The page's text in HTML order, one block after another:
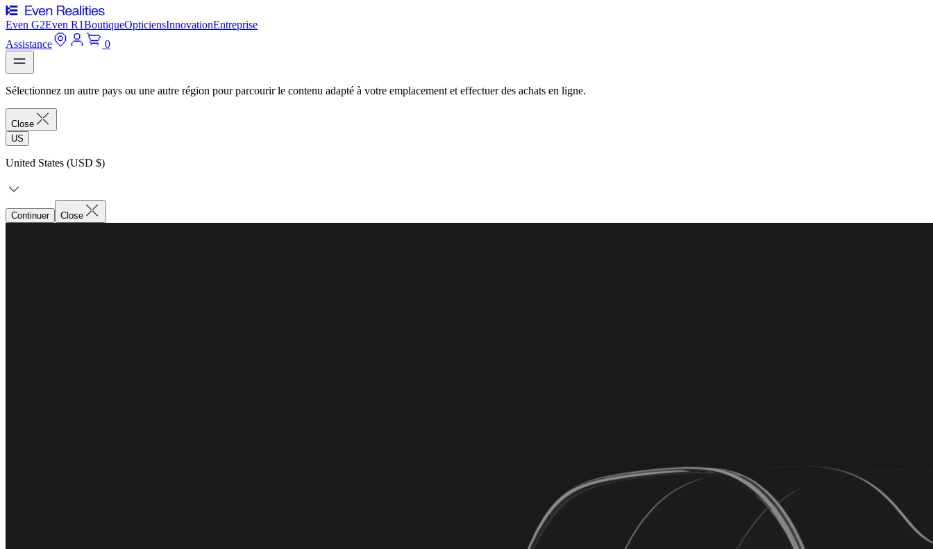
Even G2Even R1BoutiqueOpticiensInnovationEntreprise
Assistance
0
Sélectionnez un autre pays ou une autre région pour parcourir le contenu adapté à votre emplacement et effectuer des achats en ligne.
Close
US
United States (USD $)
Continuer Close